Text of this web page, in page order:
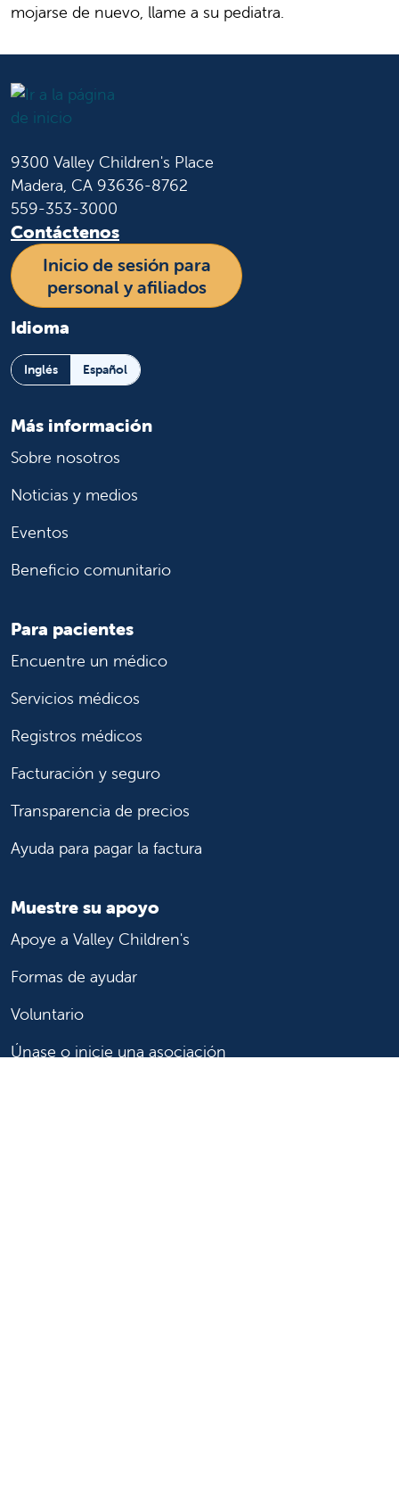
mojarse de nuevo, llame a su pediatra.
9300 Valley Children's Place
Madera, CA 93636-8762
559-353-3000
Contáctenos
Inicio de sesión para
personal y afiliados
Idioma
Inglés Español
Más información
Sobre nosotros
Noticias y medios
Eventos
Beneficio comunitario
Para pacientes
Encuentre un médico
Servicios médicos
Registros médicos
Facturación y seguro
Transparencia de precios
Ayuda para pagar la factura
Muestre su apoyo
Apoye a Valley Children's
Formas de ayudar
Voluntario
Únase o inicie una asociación